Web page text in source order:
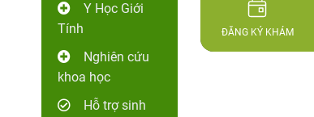
Y Học Giới
Tính
Nghiên cứu
khoa học
Hỗ trợ sinh
ĐĂNG KÝ KHÁM